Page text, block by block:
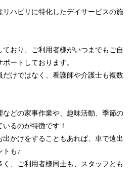
リハビリに特化したデイサービスの施
おり、ご利用者様がいつまでもご自
ートしております。
けではなく、看護師や介護士も複数
などの家事作業や、趣味活動、季節の
るのが特徴です！
かけをすることもあれば、車で遠出
トも♪
、ご利用者様同士も、スタッフとも